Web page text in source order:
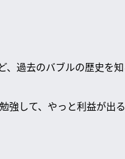
、過去のバブルの歴史を
強して、やっと利益が出